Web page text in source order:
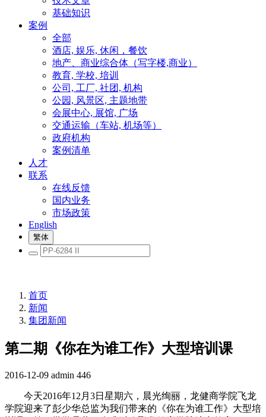
基础知识
案例
全部
酒店, 娱乐, 休闲，餐饮
地产、商业综合体（写字楼,商业）
教育, 学校, 培训
公司, 工厂, 社团, 机构
公园, 风景区, 主题地带
会展中心, 展馆, 广场
交通运输（车站, 机场等）
政府机构
案例清单
人才
联系
在线反馈
国内业务
市场政策
English
繁体
首页
新闻
集团新闻
第二期《你在为谁工作》大型培训课
2016-12-09 admin 446
今天2016年12月3日星期六，晨光绚丽，龙健商学院飞龙
学院迎来了彭少华总监为我们带来的《你在为谁工作》大型培